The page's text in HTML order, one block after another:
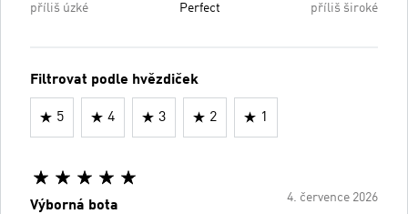
příliš úzké Perfect příliš široké
Filtrovat podle hvězdiček
5 4 3 2 1
4. července 2026
Výborná bota